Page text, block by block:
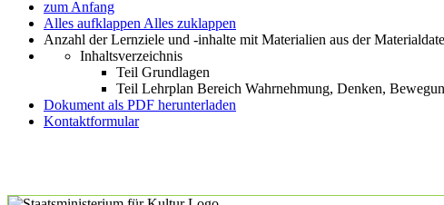
zum Anfang
Alles aufklappen Alles zuklappen
Anzahl der Lernziele und -inhalte mit Materialien aus der
Inhaltsverzeichnis
Teil Grundlagen
Teil Lehrplan Bereich Wahrnehmung, Denken,
Dokument als PDF herunterladen
Kontaktformular